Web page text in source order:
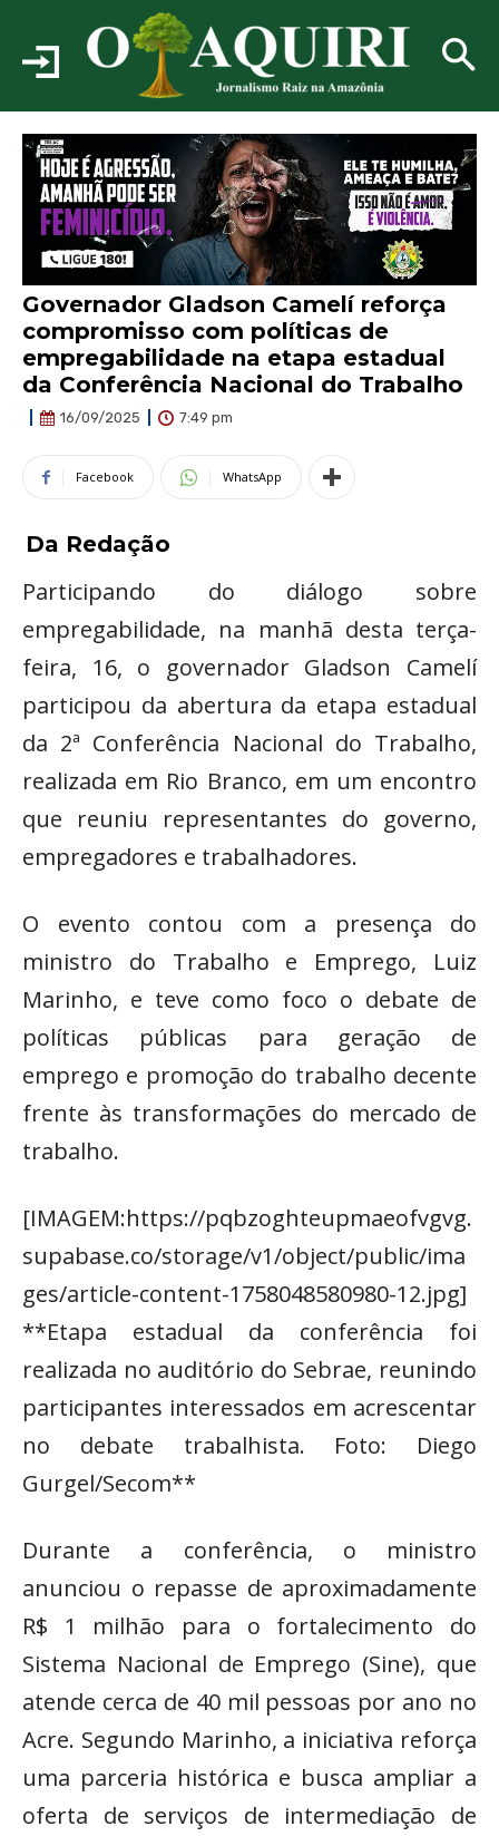
Governador Gladson Camelí reforça
compromisso com políticas de
empregabilidade na etapa estadual
da Conferência Nacional do Trabalho
16/09/2025 7:49 pm
Facebook WhatsApp
Da Redação
Participando do diálogo sobre
empregabilidade, na manhã desta terça-
feira, 16, o governador Gladson Camelí
participou da abertura da etapa estadual
da 2ª Conferência Nacional do Trabalho,
realizada em Rio Branco, em um encontro
que reuniu representantes do governo,
empregadores e trabalhadores.
O evento contou com a presença do
ministro do Trabalho e Emprego, Luiz
Marinho, e teve como foco o debate de
políticas públicas para geração de
emprego e promoção do trabalho decente
frente às transformações do mercado de
trabalho.
[IMAGEM:https://pqbzoghteupmaeofvgvg.
supabase.co/storage/v1/object/public/ima
ges/article-content-1758048580980-12.jpg]
**Etapa estadual da conferência foi
realizada no auditório do Sebrae, reunindo
participantes interessados em acrescentar
no debate trabalhista. Foto: Diego
Gurgel/Secom**
Durante a conferência, o ministro
anunciou o repasse de aproximadamente
R$ 1 milhão para o fortalecimento do
Sistema Nacional de Emprego (Sine), que
atende cerca de 40 mil pessoas por ano no
Acre. Segundo Marinho, a iniciativa reforça
uma parceria histórica e busca ampliar a
oferta de serviços de intermediação de